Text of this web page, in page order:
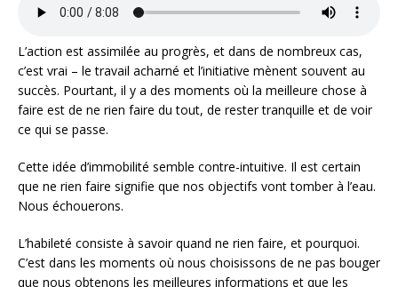
L’action est assimilée au progrès, et dans de nombreux cas,
c’est vrai – le travail acharné et l’initiative mènent souvent au
succès. Pourtant, il y a des moments où la meilleure chose à
faire est de ne rien faire du tout, de rester tranquille et de voir
ce qui se passe.
Cette idée d’immobilité semble contre-intuitive. Il est certain
que ne rien faire signifie que nos objectifs vont tomber à l’eau.
Nous échouerons.
L’habileté consiste à savoir quand ne rien faire, et pourquoi.
C’est dans les moments où nous choisissons de ne pas bouger
que nous obtenons les meilleures informations et que les